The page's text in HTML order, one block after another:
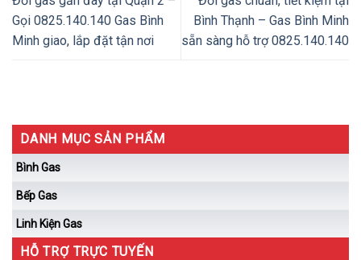
Gọi 0825.140.140 Gas Bình
Minh giao, lắp đặt tận nơi
Bình Thạnh – Gas Bình Minh
sẵn sàng hỗ trợ 0825.140.140
DANH MỤC SẢN PHẨM
Bình Gas
Bếp Gas
Linh Kiện Gas
HỖ TRỢ TRỰC TUYẾN